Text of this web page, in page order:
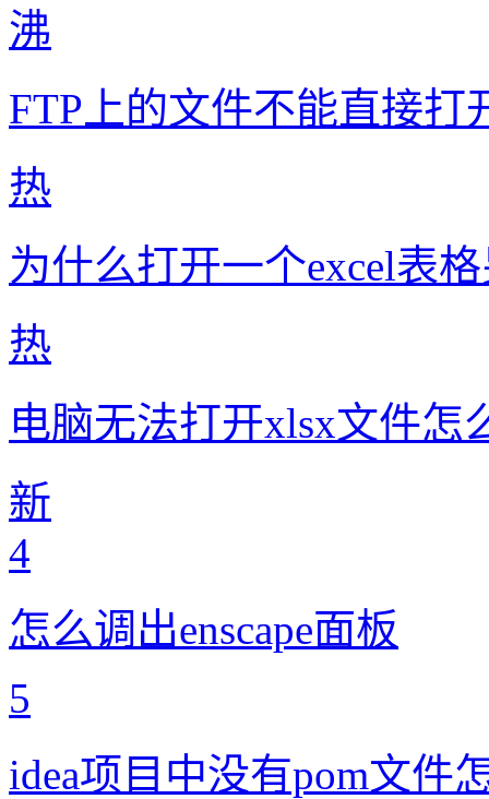
沸
FTP上的文件不能直接打
热
为什么打开一个excel表
热
电脑无法打开xlsx文件怎
新
4
怎么调出enscape面板
5
idea项目中没有pom文件